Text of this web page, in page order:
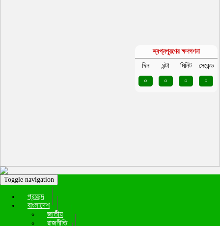
Toggle navigation
প্রচ্ছদ
বাংলাদেশ
জাতীয়
রাজনীতি
স্বপ্নপূরণের ক্ষণগণনা
দিন
ঘন্টা মিনিট
সেকেন্ড
০
০ ০ ০